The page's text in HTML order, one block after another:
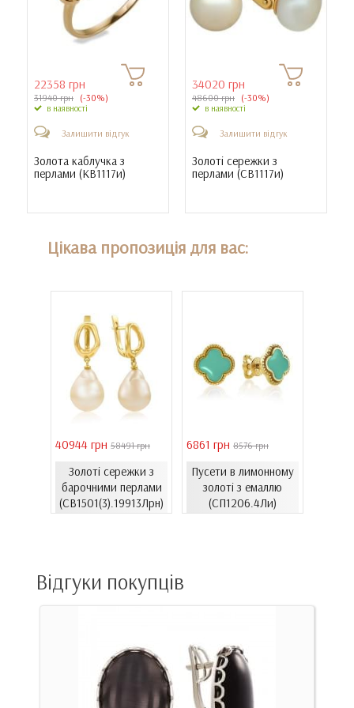
22358 грн
31940 грн (-30%)
в наявності
Залишити відгук
Золота каблучка з
перлами (КВ1117и)
34020 грн
48600 грн (-30%)
в наявності
Залишити відгук
Золоті сережки з
перлами (СВ1117и)
Цікава пропозиція для вас:
40944 грн 58491 грн
Золоті сережки з
барочними перлами
(СВ1501(3).19913Лрн)
6861 грн 8576 грн
Пусети в лимонному
золоті з емаллю
(СП1206.4Ли)
Відгуки покупців